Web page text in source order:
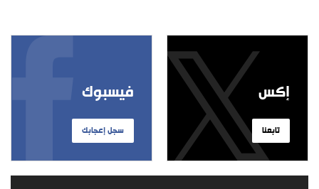
فيسبوك
سجل إعجابك
إكس
تابعنا